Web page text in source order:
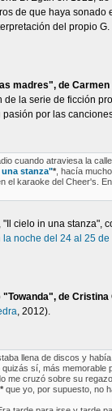
de que haya
del propio G.
madres", de Carmen
de la serie de ficción
por las
cuando atraviesa la
stanza"*, hacía
el karaoke del Cheer's.
cielo in una stanza",
la noche del 24 al 25
"Towanda", de Cristina
, 2012).
llena de discos y
sí, más memorable
me cruzó sobre su
*que yo, por supuesto, no